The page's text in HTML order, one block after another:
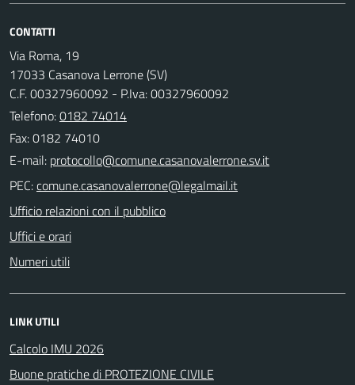
CONTATTI
Via Roma, 19
17033 Casanova Lerrone (SV)
C.F. 00327960092 - P.Iva: 00327960092
Telefono:0182 74014
Fax: 0182 74010
E-mail:
PEC:
Ufficio relazioni con il pubblico
Uffici e orari
Numeri utili
LINK UTILI
Calcolo IMU 2026
Buone pratiche di PROTEZIONE CIVILE